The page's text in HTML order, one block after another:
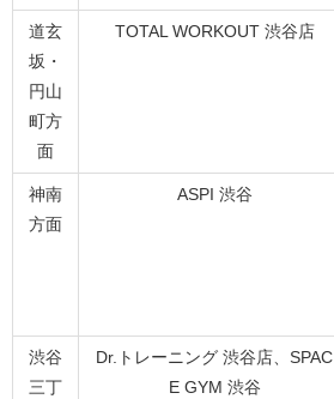
道玄
坂・
円山
町方
面
TOTAL WORKOUT 渋谷店
神南
方面
ASPI 渋谷
渋谷
三丁
Dr.トレーニング 渋谷店、SPAC
E GYM 渋谷